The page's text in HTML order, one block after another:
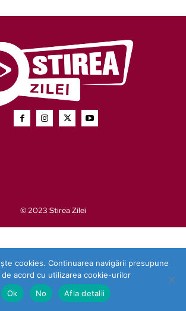
© 2023 Stirea Zilei
cookies. Continuarea navigării presupune
acord cu utilizarea cookie-urilor
Ok
No Afla detalii